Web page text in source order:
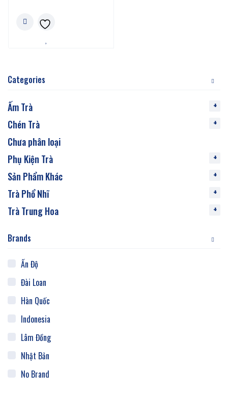
Categories
Ấm Trà
Chén Trà
Chưa phân loại
Phụ Kiện Trà
Sản Phẩm Khác
Trà Phổ Nhĩ
Trà Trung Hoa
Brands
Ấn Độ
Đài Loan
Hàn Quốc
Indonesia
Lâm Đồng
Nhật Bản
No Brand
hạng
5.00
5 sao